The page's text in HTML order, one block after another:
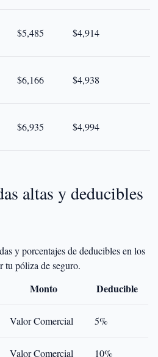
$5,485 $4,914
$6,166 $4,938
$6,935 $4,994
altas y deducibles
y porcentajes de deducibles en los
tu póliza de seguro.
Monto Deducible
Valor Comercial 5%
Valor Comercial 10%